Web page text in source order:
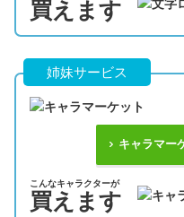
買えます
姉妹サービス
キャラマー
こんなキャラクターが
買えます